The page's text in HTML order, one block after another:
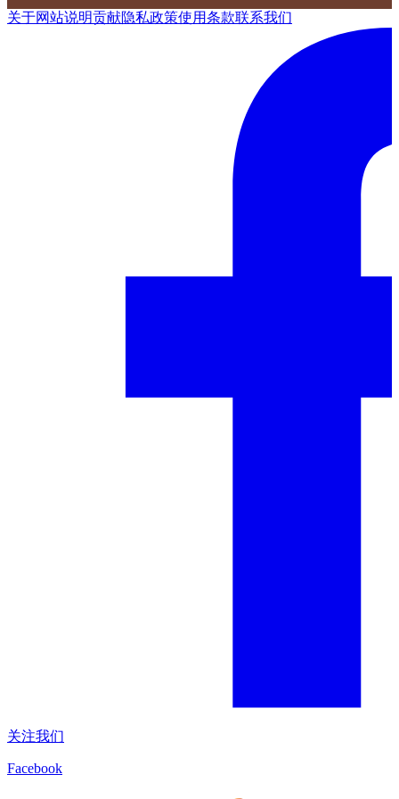
关于网站说明贡献隐私政策使用条款联系我们
关注我们
Facebook